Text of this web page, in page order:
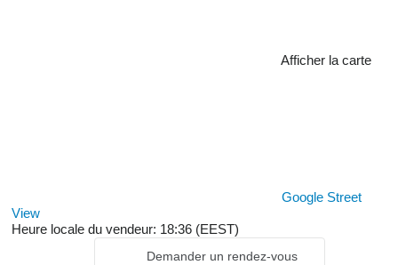
Afficher la carte
Google Street
View
Heure locale du vendeur: 18:36 (EEST)
Demander un rendez-vous